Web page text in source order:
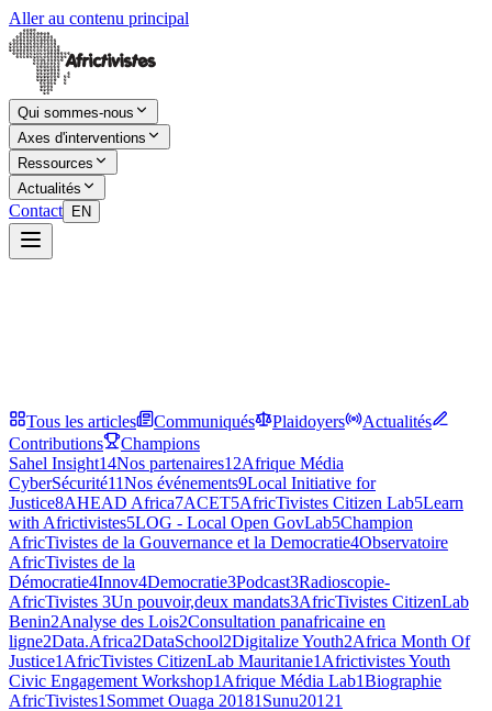
Aller au contenu principal
Qui sommes-nous
Axes d'interventions
Ressources
Actualités
Contact EN
Tous les articles Communiqués Plaidoyers
Actualités
Contributions
Champions
Sahel Insight14Nos partenaires12Afrique Média
CyberSécurité11Nos événements9Local Initiative for
Justice8AHEAD Africa7ACET5AfricTivistes Citizen Lab5Learn
with Africtivistes5LOG - Local Open GovLab5Champion
AfricTivistes de la Gouvernance et la Democratie4Observatoire
AfricTivistes de la
Démocratie4Innov4Democratie3Podcast3Radioscopie-
AfricTivistes 3Un pouvoir,deux mandats3AfricTivistes CitizenLab
Benin2Analyse des Lois2Consultation panafricaine en
ligne2Data.Africa2DataSchool2Digitalize Youth2Africa Month Of
Justice1 AfricTivistes CitizenLab Mauritanie1 Africtivistes Youth
Civic Engagement Workshop1 Afrique Média Lab1Biographie
AfricTivistes1 Sommet Ouaga 20181 Sunu20121